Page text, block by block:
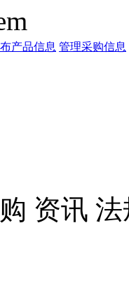
产品信息 管理采购信息
资讯 法